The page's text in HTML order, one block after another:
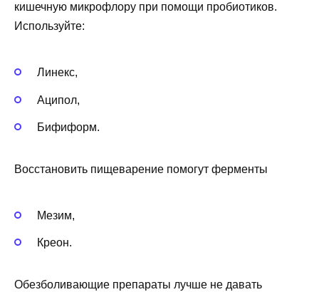
кишечную микрофлору при помощи пробиотиков.
Используйте:
Линекс,
Аципол,
Бифиформ.
Восстановить пищеварение помогут ферменты
Мезим,
Креон.
Обезболивающие препараты лучше не давать